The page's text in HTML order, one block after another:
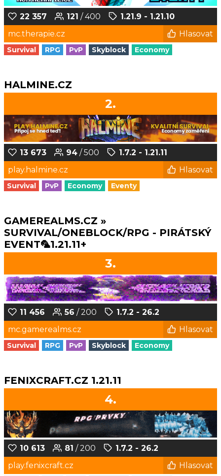
22 357 121 / 400
1.21.9 - 1.21.10
mc.therapie.cz
Hlasovat
Survival RPG PvP Skyblock Economy
HALMINE.CZ
2.
13 673 94 / 500
1.7.2 - 1.21.11
play.halmine.cz
Hlasovat
Survival PvP Economy Eventy
GAMEREALMS.CZ »
SURVIVAL/ONEBLOCK/RPG - PIRÁTSKÝ
EVENT🦜1.21.11+
3.
11 456 56 / 200
1.7.2 - 26.2
mc.gamerealms.cz
Hlasovat
Survival RPG PvP Skyblock Economy
FENIXCRAFT.CZ 1.21.11
4.
10 613 81 / 200
1.7.2 - 26.2
play.fenixcraft.cz
Hlasovat